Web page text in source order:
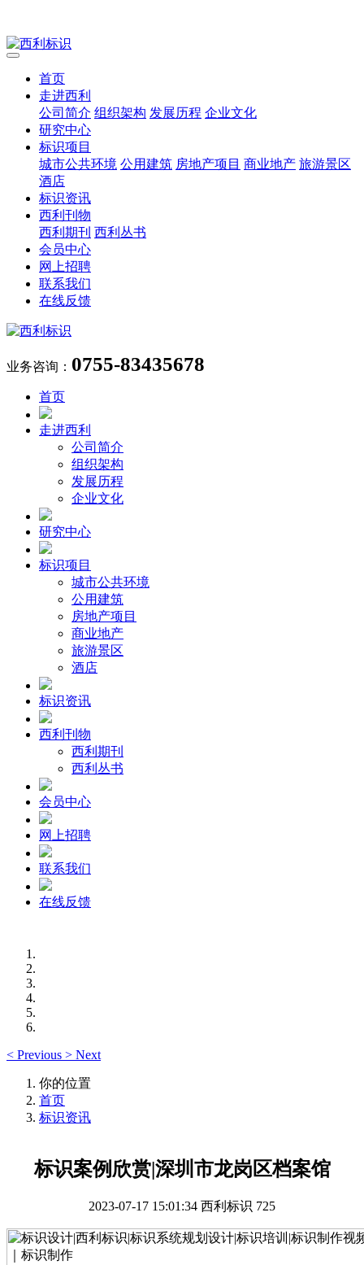
首页
走进西利
公司简介 组织架构 发展历程 企业文化
研究中心
标识项目
城市公共环境 公用建筑 房地产项目 商业地产 旅游景区
酒店
标识资讯
西利刊物
西利期刊 西利丛书
会员中心
网上招聘
联系我们
在线反馈
业务咨询： 0755-83435678
首页
走进西利
公司简介
组织架构
发展历程
企业文化
研究中心
标识项目
城市公共环境
公用建筑
房地产项目
商业地产
旅游景区
酒店
标识资讯
西利刊物
西利期刊
西利丛书
会员中心
网上招聘
联系我们
在线反馈
< Previous > Next
你的位置
首页
标识资讯
标识案例欣赏|深圳市龙岗区档案馆
2023-07-17 15:01:34 西利标识 725